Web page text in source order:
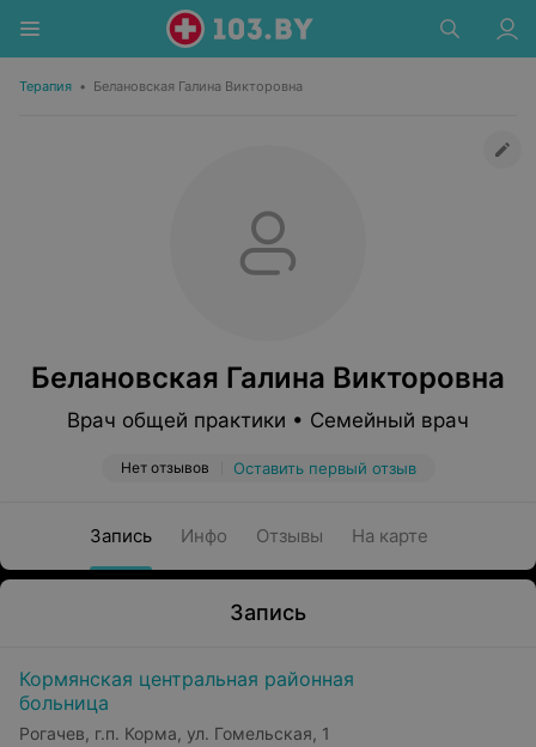
Терапия • Белановская Галина Викторовна
Белановская Галина Викторовна
Врач общей практики • Семейный врач
Нет отзывов Оставить первый отзыв
Запись Инфо Отзывы На карте
Запись
Кормянская центральная районная
больница
Рогачев, г.п. Корма, ул. Гомельская, 1